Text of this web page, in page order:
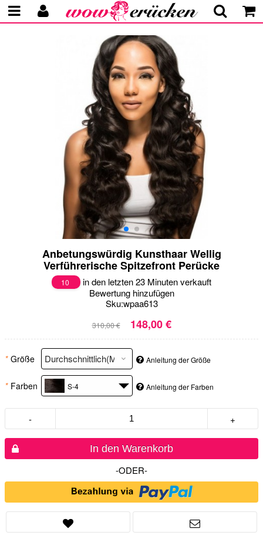
Anbetungswürdig Kunsthaar Wellig
Verführerische Spitzefront Perücke
10
in den letzten 23 Minuten verkauft
Bewertung hinzufügen
Sku:wpaa613
310,00 € 148,00 €
* Größe Anleitung der Größe
* Farben S-4 Anleitung der Farben
- +
In den Warenkorb
-ODER-